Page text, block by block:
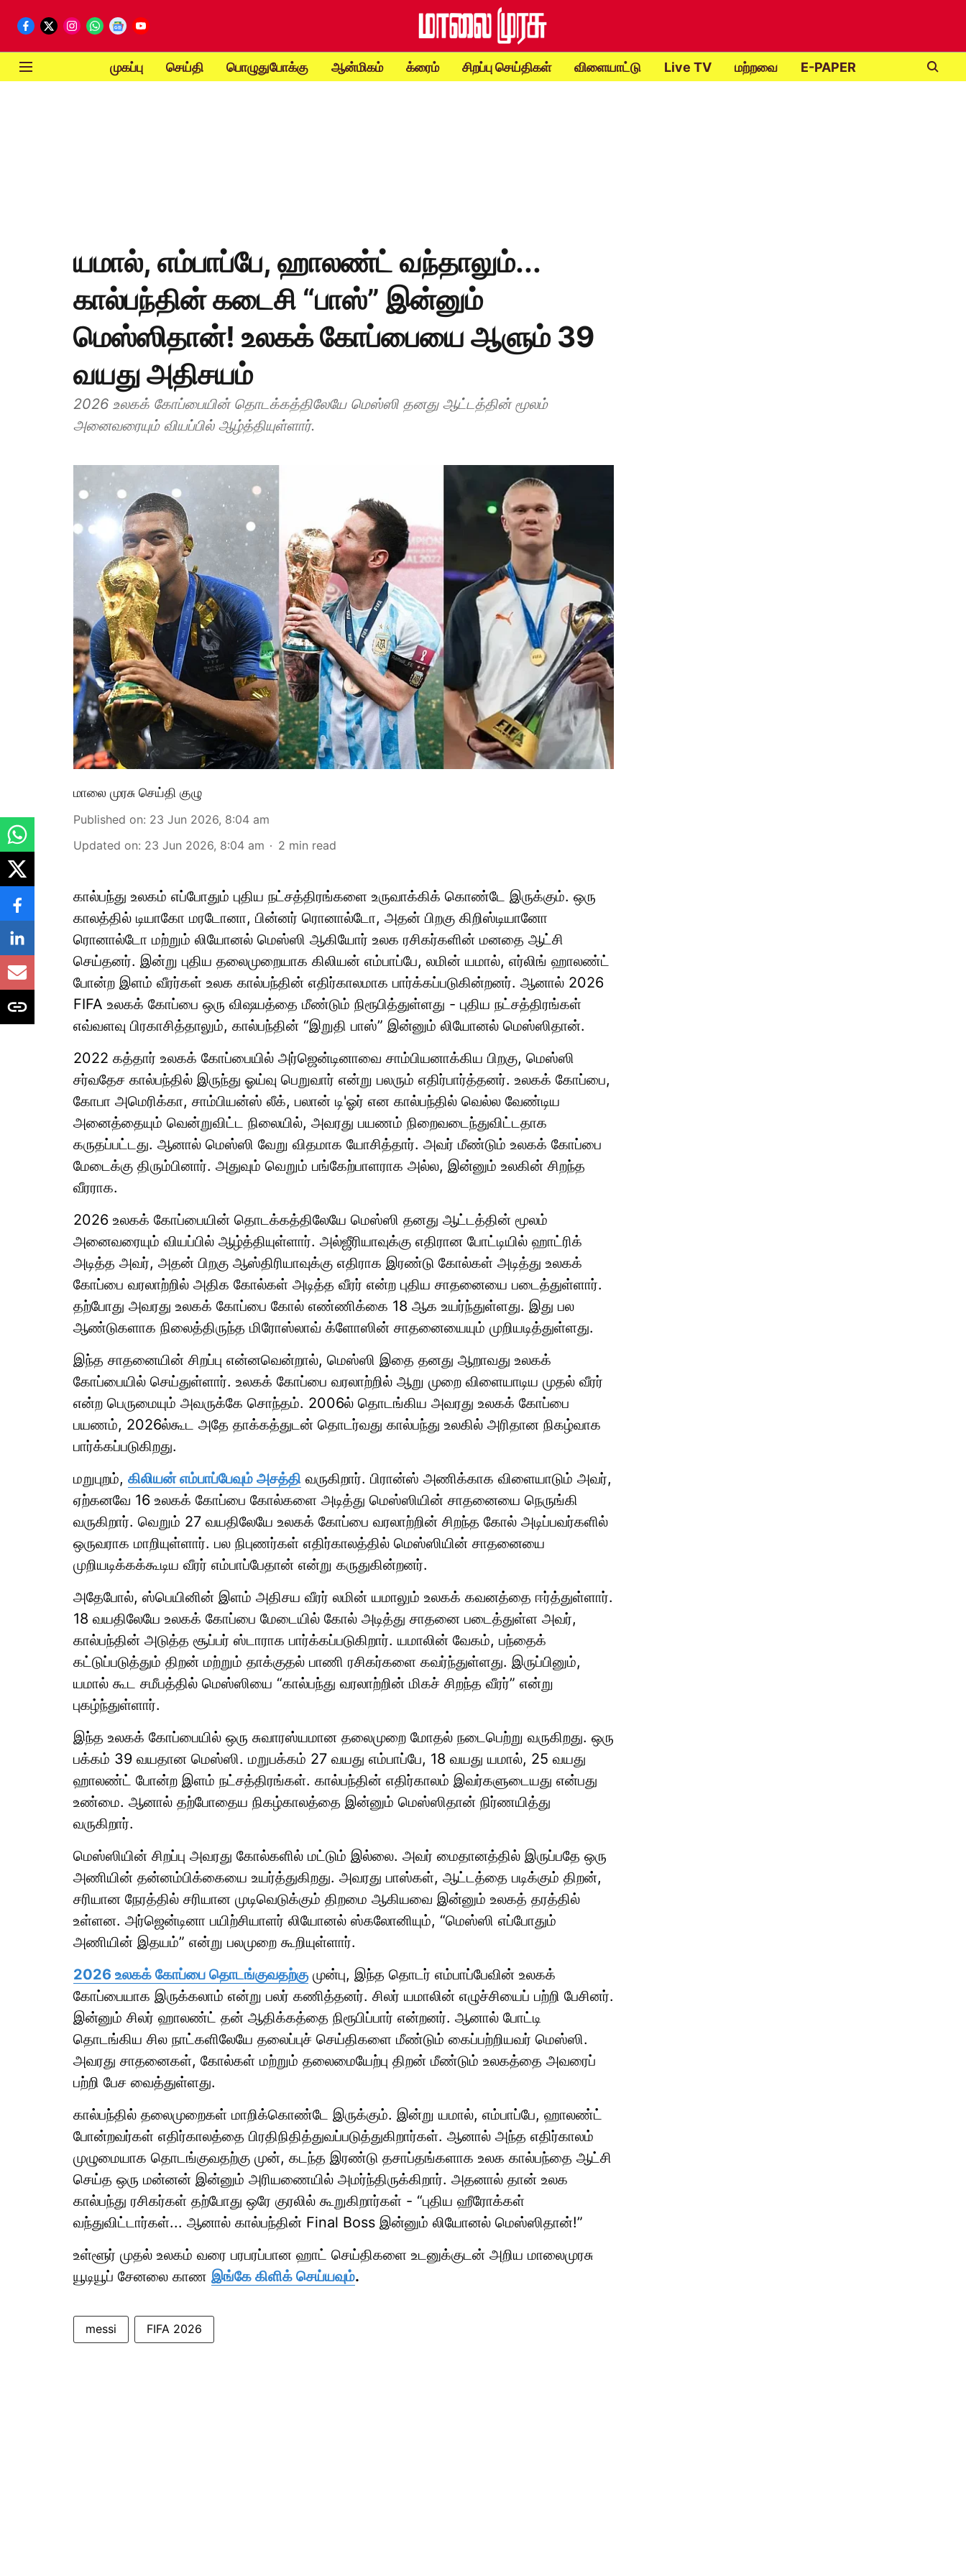
முகப்பு செய்தி பொழுதுபோக்கு ஆன்மிகம் க்ரைம் சிறப்பு செய்திகள் விளையாட்டு Live TV மற்றவை E-PAPER
யமால், எம்பாப்பே, ஹாலண்ட் வந்தாலும்...
கால்பந்தின் கடைசி “பாஸ்” இன்னும்
மெஸ்ஸிதான்! உலகக் கோப்பையை ஆளும் 39
வயது அதிசயம்
2026 உலகக் கோப்பையின் தொடக்கத்திலேயே மெஸ்ஸி தனது ஆட்டத்தின் மூலம்
அனைவரையும் வியப்பில் ஆழ்த்தியுள்ளார்.
மாலை முரசு செய்தி குழு
Published on: 23 Jun 2026, 8:04 am
Updated on: 23 Jun 2026, 8:04 am 2 min read
கால்பந்து உலகம் எப்போதும் புதிய நட்சத்திரங்களை உருவாக்கிக் கொண்டே இருக்கும். ஒரு
காலத்தில் டியாகோ மரடோனா, பின்னர் ரொனால்டோ, அதன் பிறகு கிறிஸ்டியானோ
ரொனால்டோ மற்றும் லியோனல் மெஸ்ஸி ஆகியோர் உலக ரசிகர்களின் மனதை ஆட்சி
செய்தனர். இன்று புதிய தலைமுறையாக கிலியன் எம்பாப்பே, லமின் யமால், எர்லிங் ஹாலண்ட்
போன்ற இளம் வீரர்கள் உலக கால்பந்தின் எதிர்காலமாக பார்க்கப்படுகின்றனர். ஆனால் 2026
FIFA உலகக் கோப்பை ஒரு விஷயத்தை மீண்டும் நிரூபித்துள்ளது - புதிய நட்சத்திரங்கள்
எவ்வளவு பிரகாசித்தாலும், கால்பந்தின் “இறுதி பாஸ்” இன்னும் லியோனல் மெஸ்ஸிதான்.
2022 கத்தார் உலகக் கோப்பையில் அர்ஜென்டினாவை சாம்பியனாக்கிய பிறகு, மெஸ்ஸி
சர்வதேச கால்பந்தில் இருந்து ஓய்வு பெறுவார் என்று பலரும் எதிர்பார்த்தனர். உலகக் கோப்பை,
கோபா அமெரிக்கா, சாம்பியன்ஸ் லீக், பலான் டி'ஓர் என கால்பந்தில் வெல்ல வேண்டிய
அனைத்தையும் வென்றுவிட்ட நிலையில், அவரது பயணம் நிறைவடைந்துவிட்டதாக
கருதப்பட்டது. ஆனால் மெஸ்ஸி வேறு விதமாக யோசித்தார். அவர் மீண்டும் உலகக் கோப்பை
மேடைக்கு திரும்பினார். அதுவும் வெறும் பங்கேற்பாளராக அல்ல, இன்னும் உலகின் சிறந்த
வீரராக.
2026 உலகக் கோப்பையின் தொடக்கத்திலேயே மெஸ்ஸி தனது ஆட்டத்தின் மூலம்
அனைவரையும் வியப்பில் ஆழ்த்தியுள்ளார். அல்ஜீரியாவுக்கு எதிரான போட்டியில் ஹாட்ரிக்
அடித்த அவர், அதன் பிறகு ஆஸ்திரியாவுக்கு எதிராக இரண்டு கோல்கள் அடித்து உலகக்
கோப்பை வரலாற்றில் அதிக கோல்கள் அடித்த வீரர் என்ற புதிய சாதனையை படைத்துள்ளார்.
தற்போது அவரது உலகக் கோப்பை கோல் எண்ணிக்கை 18 ஆக உயர்ந்துள்ளது. இது பல
ஆண்டுகளாக நிலைத்திருந்த மிரோஸ்லாவ் க்ளோஸின் சாதனையையும் முறியடித்துள்ளது.
இந்த சாதனையின் சிறப்பு என்னவென்றால், மெஸ்ஸி இதை தனது ஆறாவது உலகக்
கோப்பையில் செய்துள்ளார். உலகக் கோப்பை வரலாற்றில் ஆறு முறை விளையாடிய முதல் வீரர்
என்ற பெருமையும் அவருக்கே சொந்தம். 2006ல் தொடங்கிய அவரது உலகக் கோப்பை
பயணம், 2026ல்கூட அதே தாக்கத்துடன் தொடர்வது கால்பந்து உலகில் அரிதான நிகழ்வாக
பார்க்கப்படுகிறது.
மறுபுறம், கிலியன் எம்பாப்பேவும் அசத்தி வருகிறார். பிரான்ஸ் அணிக்காக விளையாடும் அவர்,
ஏற்கனவே 16 உலகக் கோப்பை கோல்களை அடித்து மெஸ்ஸியின் சாதனையை நெருங்கி
வருகிறார். வெறும் 27 வயதிலேயே உலகக் கோப்பை வரலாற்றின் சிறந்த கோல் அடிப்பவர்களில்
ஒருவராக மாறியுள்ளார். பல நிபுணர்கள் எதிர்காலத்தில் மெஸ்ஸியின் சாதனையை
முறியடிக்கக்கூடிய வீரர் எம்பாப்பேதான் என்று கருதுகின்றனர்.
அதேபோல், ஸ்பெயினின் இளம் அதிசய வீரர் லமின் யமாலும் உலகக் கவனத்தை ஈர்த்துள்ளார்.
18 வயதிலேயே உலகக் கோப்பை மேடையில் கோல் அடித்து சாதனை படைத்துள்ள அவர்,
கால்பந்தின் அடுத்த சூப்பர் ஸ்டாராக பார்க்கப்படுகிறார். யமாலின் வேகம், பந்தைக்
கட்டுப்படுத்தும் திறன் மற்றும் தாக்குதல் பாணி ரசிகர்களை கவர்ந்துள்ளது. இருப்பினும்,
யமால் கூட சமீபத்தில் மெஸ்ஸியை “கால்பந்து வரலாற்றின் மிகச் சிறந்த வீரர்” என்று
புகழ்ந்துள்ளார்.
இந்த உலகக் கோப்பையில் ஒரு சுவாரஸ்யமான தலைமுறை மோதல் நடைபெற்று வருகிறது. ஒரு
பக்கம் 39 வயதான மெஸ்ஸி. மறுபக்கம் 27 வயது எம்பாப்பே, 18 வயது யமால், 25 வயது
ஹாலண்ட் போன்ற இளம் நட்சத்திரங்கள். கால்பந்தின் எதிர்காலம் இவர்களுடையது என்பது
உண்மை. ஆனால் தற்போதைய நிகழ்காலத்தை இன்னும் மெஸ்ஸிதான் நிர்ணயித்து
வருகிறார்.
மெஸ்ஸியின் சிறப்பு அவரது கோல்களில் மட்டும் இல்லை. அவர் மைதானத்தில் இருப்பதே ஒரு
அணியின் தன்னம்பிக்கையை உயர்த்துகிறது. அவரது பாஸ்கள், ஆட்டத்தை படிக்கும் திறன்,
சரியான நேரத்தில் சரியான முடிவெடுக்கும் திறமை ஆகியவை இன்னும் உலகத் தரத்தில்
உள்ளன. அர்ஜென்டினா பயிற்சியாளர் லியோனல் ஸ்கலோனியும், “மெஸ்ஸி எப்போதும்
அணியின் இதயம்” என்று பலமுறை கூறியுள்ளார்.
2026 உலகக் கோப்பை தொடங்குவதற்குமுன்பு, இந்த தொடர் எம்பாப்பேவின் உலகக்
கோப்பையாக இருக்கலாம் என்று பலர் கணித்தனர். சிலர் யமாலின் எழுச்சியைப் பற்றி பேசினர்.
இன்னும் சிலர் ஹாலண்ட் தன் ஆதிக்கத்தை நிரூபிப்பார் என்றனர். ஆனால் போட்டி
தொடங்கிய சில நாட்களிலேயே தலைப்புச் செய்திகளை மீண்டும் கைப்பற்றியவர் மெஸ்ஸி.
அவரது சாதனைகள், கோல்கள் மற்றும் தலைமையேற்பு திறன் மீண்டும் உலகத்தை அவரைப்
பற்றி பேச வைத்துள்ளது.
கால்பந்தில் தலைமுறைகள் மாறிக்கொண்டே இருக்கும். இன்று யமால், எம்பாப்பே, ஹாலண்ட்
போன்றவர்கள் எதிர்காலத்தை பிரதிநிதித்துவப்படுத்துகிறார்கள். ஆனால் அந்த எதிர்காலம்
முழுமையாக தொடங்குவதற்கு முன், கடந்த இரண்டு தசாப்தங்களாக உலக கால்பந்தை ஆட்சி
செய்த ஒரு மன்னன் இன்னும் அரியணையில் அமர்ந்திருக்கிறார். அதனால் தான் உலக
கால்பந்து ரசிகர்கள் தற்போது ஒரே குரலில் கூறுகிறார்கள் - “புதிய ஹீரோக்கள்
வந்துவிட்டார்கள்... ஆனால் கால்பந்தின் Final Boss இன்னும் லியோனல் மெஸ்ஸிதான்!”
உள்ளூர் முதல் உலகம் வரை பரபரப்பான ஹாட் செய்திகளை உடனுக்குடன் அறிய மாலைமுரசு
யூடியூப் சேனலை காண இங்கே கிளிக் செய்யவும்.
messi FIFA 2026